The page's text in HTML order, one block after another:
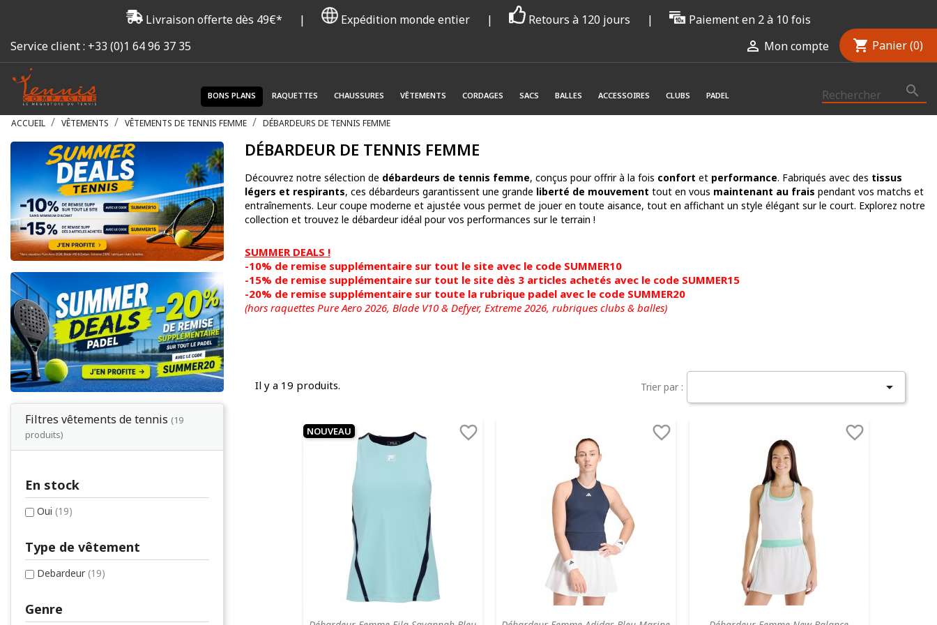
Livraison offerte dès 49€* | Expédition monde entier | Retours à 120 jours |
Paiement en 2 à 10 fois
Service client : +33 (0)1 64 96 37 35  Mon compte shopping_cart Panier (0)

BONS PLANS RAQUETTES CHAUSSURES VÊTEMENTS CORDAGES SACS BALLES ACCESSOIRES CLUBS PADEL
ACCUEIL VÊTEMENTS VÊTEMENTS DE TENNIS FEMME DÉBARDEURS DE TENNIS FEMME
Filtres vêtements de tennis (19
produits)
En stock
Oui (19)
Type de vêtement
Debardeur(19)
Genre
DÉBARDEUR DE TENNIS FEMME
Découvrez notre sélection de débardeurs de tennis femme, conçus pour offrir à la fois confort et performance. Fabriqués avec des tissus
légers et respirants, ces débardeurs garantissent une grande liberté de mouvement tout en vous maintenant au frais pendant vos matchs et
entraînements. Leur coupe moderne et ajustée vous permet de jouer en toute aisance, tout en affichant un style élégant sur le court. Explorez notre
collection et trouvez le débardeur idéal pour vos performances sur le terrain !
SUMMER DEALS !
-10% de remise supplémentaire sur tout le site avec le code SUMMER10
-15% de remise supplémentaire sur tout le site dès 3 articles achetés avec le code SUMMER15
-20% de remise supplémentaire sur toute la rubrique padel avec le code SUMMER20
(hors raquettes Pure Aero 2026, Blade V10 & Defyer, Extreme 2026, rubriques clubs & balles)
Il y a 19 produits. Trier par : 

NOUVEAU  